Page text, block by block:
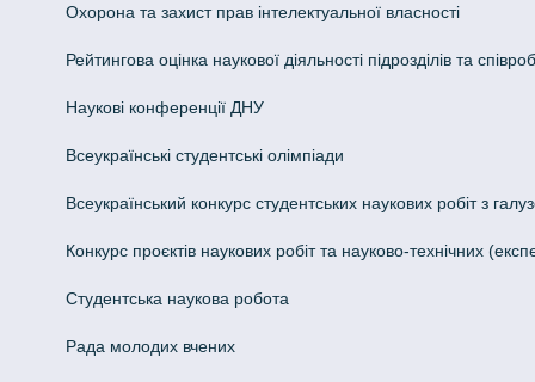
Охорона та захист прав інтелектуальної власності
Рейтингова оцінка наукової діяльності підрозділів та
Наукові конференції ДНУ
Всеукраїнські студентські олімпіади
Всеукраїнський конкурс студентських наукових робіт з
Конкурс проєктів наукових робіт та науково-технічних
Студентська наукова робота
Рада молодих вчених